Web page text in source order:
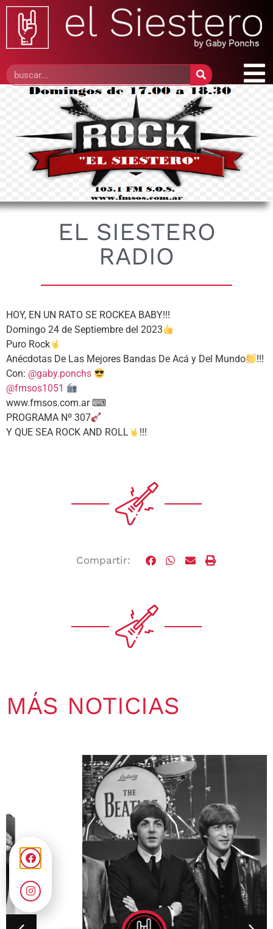
EL SIESTERO
RADIO
HOY, EN UN RATO SE ROCKEA BABY!!!
Domingo 24 de Septiembre del 2023
Puro Rock
Anécdotas De Las Mejores Bandas De Acá y Del Mundo
!!!
Con: @gaby.ponchs
@fmsos1051
www.fmsos.com.ar ⌨
PROGRAMA Nº 307
Y QUE SEA ROCK AND ROLL
!!!
Compartir:
MÁS NOTICIAS